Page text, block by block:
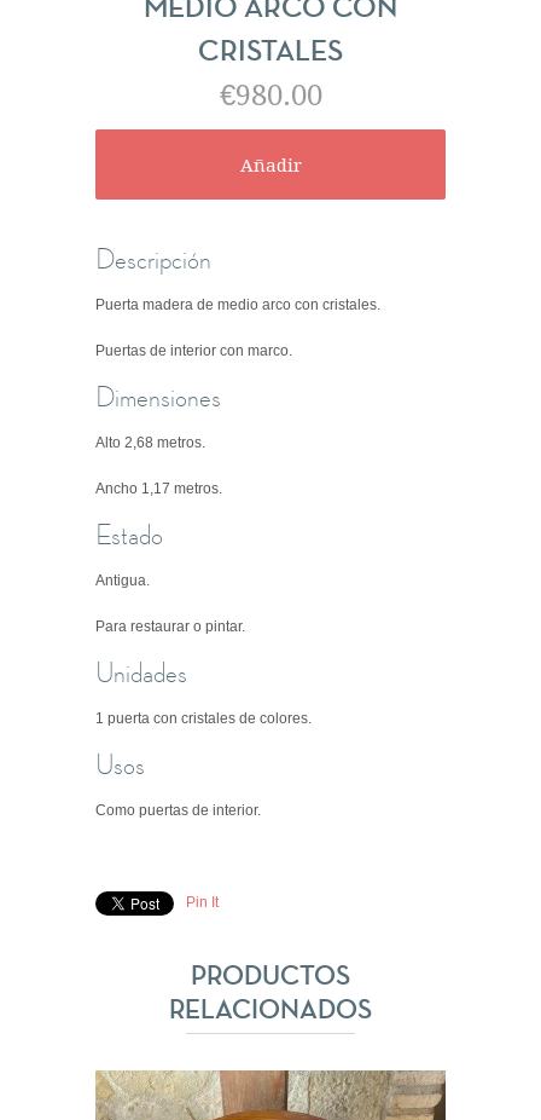
MEDIO ARCO CON
CRISTALES
€980.00
Descripción
Puerta madera de medio arco con cristales.
Puertas de interior con marco.
Dimensiones
Alto 2,68 metros.
Ancho 1,17 metros.
Estado
Antigua.
Para restaurar o pintar.
Unidades
1 puerta con cristales de colores.
Usos
Como puertas de interior.
Pin It
PRODUCTOS
RELACIONADOS